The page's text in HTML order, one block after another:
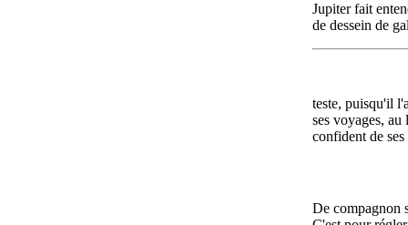
Jupiter fait
de dessein de
teste, puisqu'il
ses voyages,
confident de
De compagnon